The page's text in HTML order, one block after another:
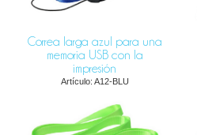
Correa larga azul para una
memoria USB con la
impresión
Artículo: A12-BLU